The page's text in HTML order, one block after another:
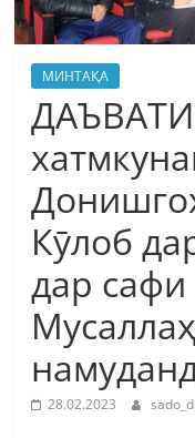
МИНТАҚА
Кӯлоб
дар
28.02.2023